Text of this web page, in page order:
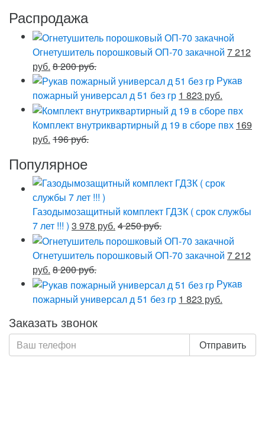
Распродажа
Огнетушитель порошковый ОП-70 закачной 7 212
руб. 8 200 руб.
Рукав
пожарный универсал д 51 без гр 1 823 руб.
Комплект внутриквартирный д 19 в сборе пвх 169
руб. 196 руб.
Популярное
Газодымозащитный комплект ГДЗК ( срок службы
7 лет !!! ) 3 978 руб. 4 250 руб.
Огнетушитель порошковый ОП-70 закачной 7 212
руб. 8 200 руб.
Рукав
пожарный универсал д 51 без гр 1 823 руб.
Заказать звонок
Отправить